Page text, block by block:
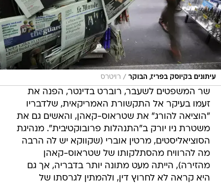
עיתונים בקיוסק בפריז, הבוקר / רויטרס
שר המשפטים לשעבר, רוברט בדינטר, הפנה את
זעמו בעיקר אל התקשורת האמריקאית, שלדבריו
"הוציאה להורג" את שטראוס-קאהן, והאשים גם את
משטרת ניו יורק ב"התנהלות פרובוקטיבית". מנהיגת
הסוציאליסטים, מרטין אוברי (שקווקא יש לה הרבה
מה להרוויח מהסתלקותו של שטראוס-קאהן
מהזירה), הייתה מעט מתונה יותר בדבריה, אך גם
היא קראה לא לחרוץ דין, ולהמתין לגרסתו של